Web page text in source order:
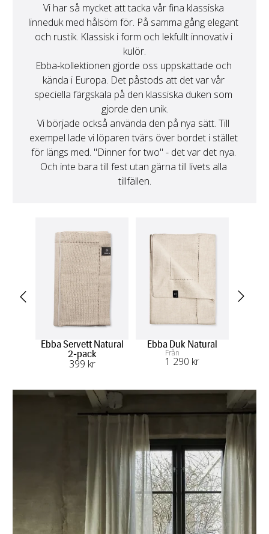
Vi har så mycket att tacka vår fina klassiska
linneduk med hålsöm för. På samma gång elegant
och rustik. Klassisk i form och lekfullt innovativ i
kulör.
Ebba-kollektionen gjorde oss uppskattade och
kända i Europa. Det påstods att det var vår
speciella färgskala på den klassiska duken som
gjorde den unik.
Vi började också använda den på nya sätt. Till
exempel lade vi löparen tvärs över bordet i stället
för längs med. "Dinner for two" - det var det nya.
Och inte bara till fest utan gärna till livets alla
tillfällen.
Ebba Servett Natural
2-pack
399 kr
Ebba Duk Natural
Från
1 290 kr